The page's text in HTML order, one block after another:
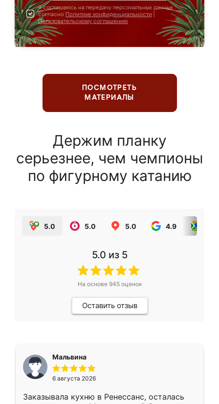
Я соглашаюсь на передачу персональных данных
согласно Политике конфиденциальности
Пользовательскому соглашению
ПОСМОТРЕТЬ
МАТЕРИАЛЫ
Держим планку
серьезнее, чем чемпионы
по фигурному катанию
5.0 5.0 5.0 4.9
5.0 из 5
На основе 945оценок
Оставить отзыв
Мальвина
6 августа 2026
Заказывала кухню в Ренессанс, осталась